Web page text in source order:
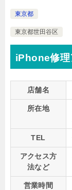
東京都
東京都世田谷区
iPhone修理
店舗名
所在地
TEL
アクセス方
法など
営業時間